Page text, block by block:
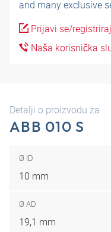
and many exclusive
Prijavi se/
Naša korisnička
Detalji o proizvodu za
ABB 010 S
Ø ID
10 mm
Ø AD
19,1 mm